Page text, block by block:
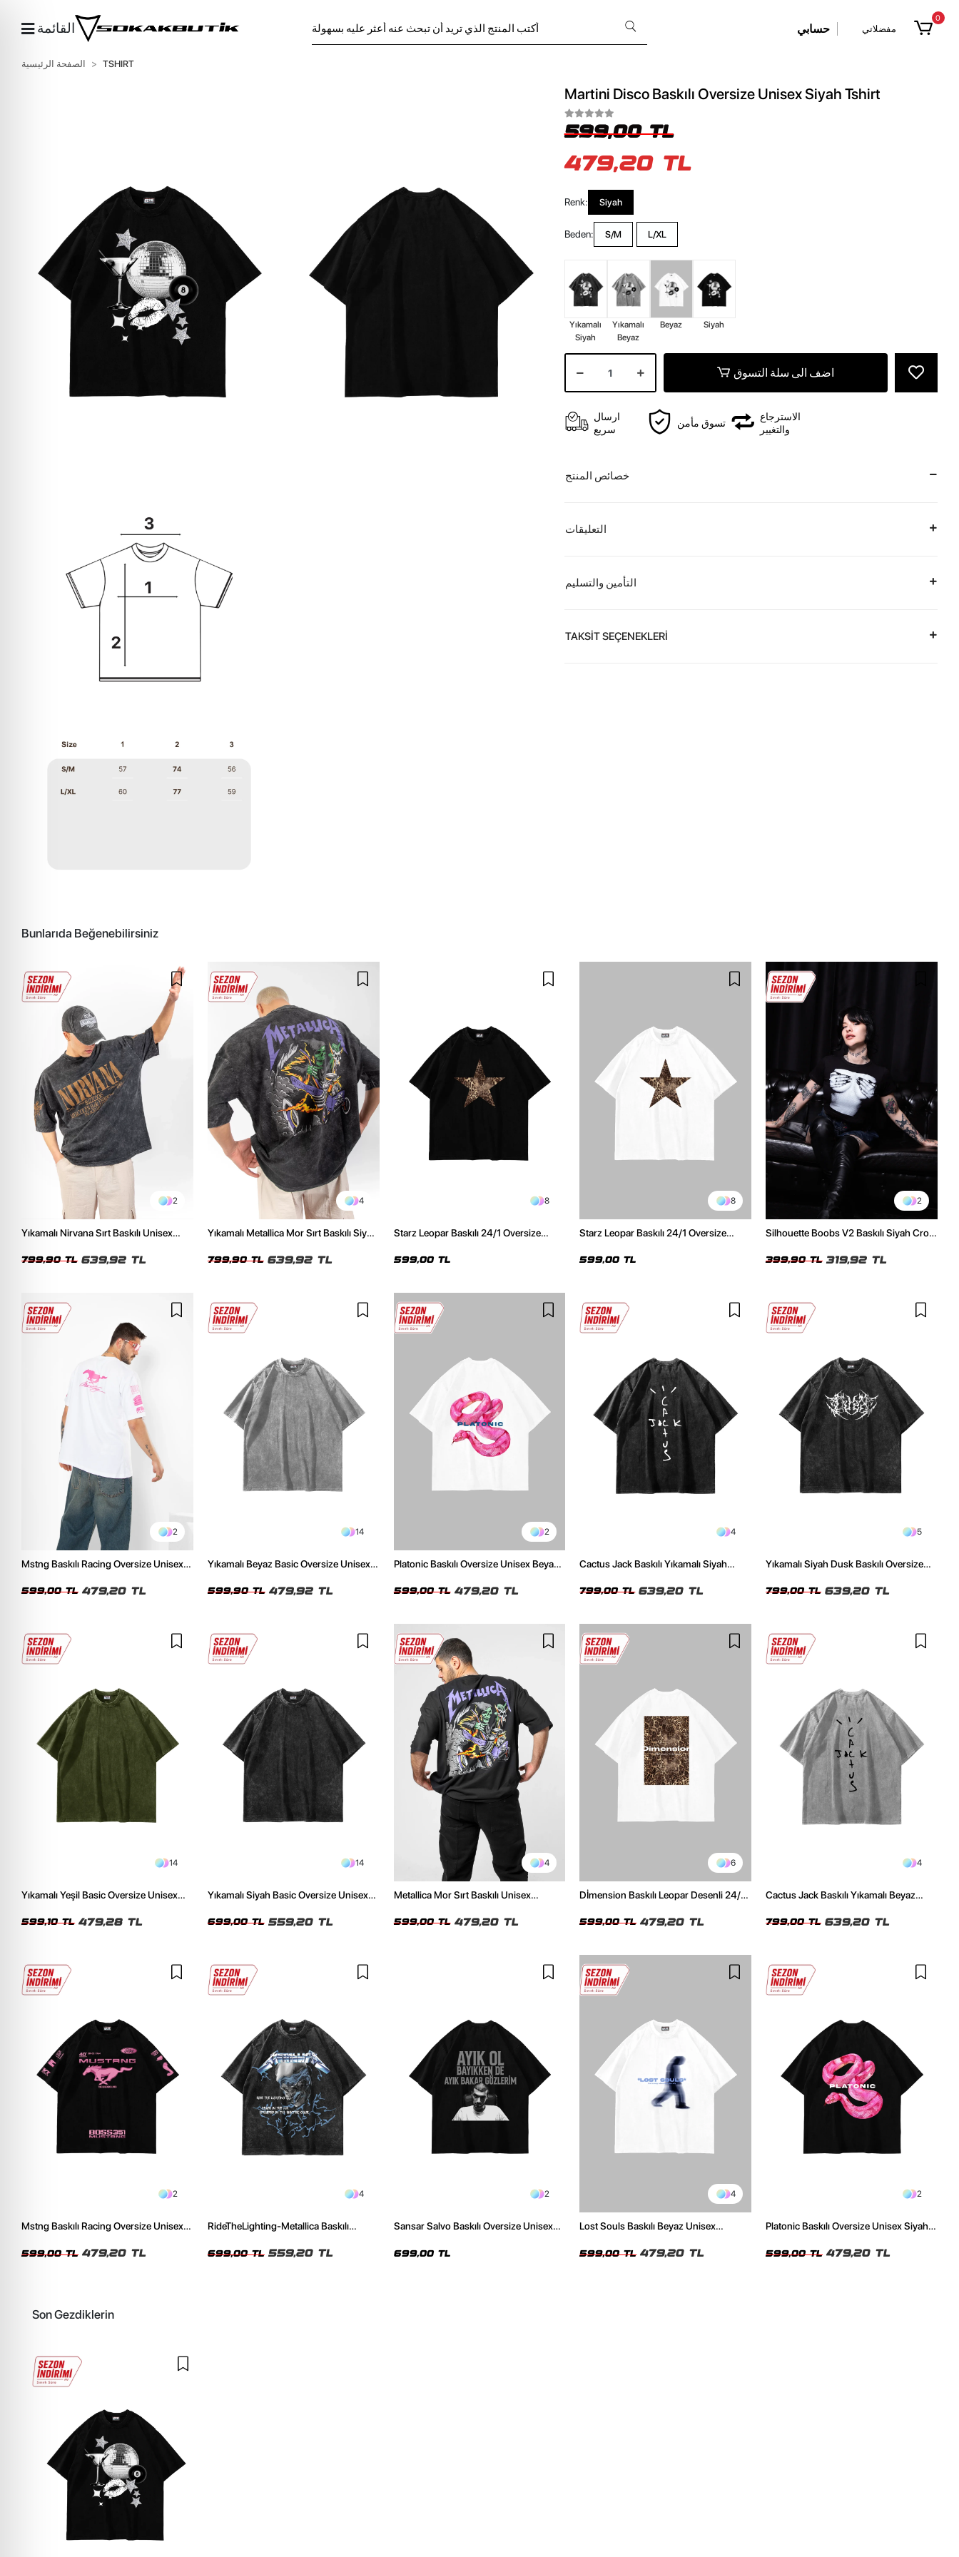
القائمة حسابي مفضلاتي
0
الصفحة الرئيسية TSHIRT
Martini Disco Baskılı Oversize Unisex Siyah Tshirt
599,00 TL
479,20 TL
Renk: Siyah
Beden: S/M L/XL
Yıkamalı
Siyah
Yıkamalı
Beyaz
Beyaz Siyah
اضف الى سلة التسوق
ارسال
سريع
تسوق مأمن
الاسترجاع
والتغيير
خصائص المنتج
التعليقات
التأمين والتسليم
TAKSİT SEÇENEKLERİ
Bunlarıda Beğenebilirsiniz
2
Yıkamalı Nirvana Sırt Baskılı Unisex
799,90 TL 639,92 TL
4
Yıkamalı Metallica Mor Sırt Baskılı Siyah
799,90 TL 639,92 TL
8
Starz Leopar Baskılı 24/1 Oversize
599,00 TL
8
Starz Leopar Baskılı 24/1 Oversize
599,00 TL
2
Silhouette Boobs V2 Baskılı Siyah Crop
399,90 TL 319,92 TL
2
Mstng Baskılı Racing Oversize Unisex
599,00 TL 479,20 TL
14
Yıkamalı Beyaz Basic Oversize Unisex
599,90 TL 479,92 TL
2
Platonic Baskılı Oversize Unisex Beyaz
599,00 TL 479,20 TL
4
Cactus Jack Baskılı Yıkamalı Siyah
799,00 TL 639,20 TL
5
Yıkamalı Siyah Dusk Baskılı Oversize
799,00 TL 639,20 TL
14
Yıkamalı Yeşil Basic Oversize Unisex
599,10 TL 479,28 TL
14
Yıkamalı Siyah Basic Oversize Unisex
699,00 TL 559,20 TL
4
Metallica Mor Sırt Baskılı Unisex
599,00 TL 479,20 TL
6
Dİmension Baskılı Leopar Desenli 24/1
599,00 TL 479,20 TL
4
Cactus Jack Baskılı Yıkamalı Beyaz
799,00 TL 639,20 TL
2
Mstng Baskılı Racing Oversize Unisex
599,00 TL 479,20 TL
4
RideTheLighting-Metallica Baskılı
699,00 TL 559,20 TL
2
Sansar Salvo Baskılı Oversize Unisex
699,00 TL
4
Lost Souls Baskılı Beyaz Unisex
599,00 TL 479,20 TL
2
Platonic Baskılı Oversize Unisex Siyah
599,00 TL 479,20 TL
Son Gezdiklerin